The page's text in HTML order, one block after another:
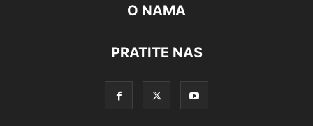
O NAMA
PRATITE NAS